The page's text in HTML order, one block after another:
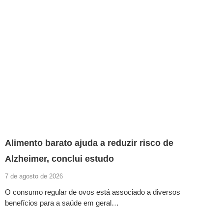
Alimento barato ajuda a reduzir risco de
Alzheimer, conclui estudo
7 de agosto de 2026
O consumo regular de ovos está associado a diversos
benefícios para a saúde em geral…